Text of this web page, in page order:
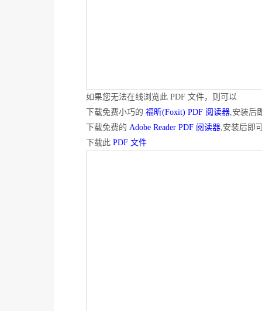
如果您无法在线浏览此 PDF 文件，则可以
下载免费小巧的 福昕(Foxit) PDF 阅读器,安装后
下载免费的 Adobe Reader PDF 阅读器,安装后即
下载此 PDF 文件